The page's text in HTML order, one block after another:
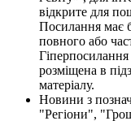
відкрите для
Посилання має
повного або
розміщена в
матеріалу.
Новини з
"Регіони",